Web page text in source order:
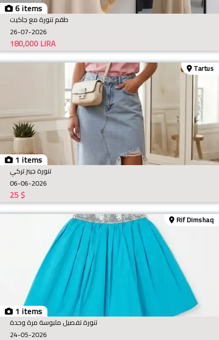
6 items
طقم تنورة مع جاكيت
26-07-2026
LIRA
180,000
1 items
Tartus
تنورة جينز تركي
06-06-2026
$
25
1 items
Rif Dimshaq
تنورة تفصيل ملبوسة مرة وحدة
24-05-2026